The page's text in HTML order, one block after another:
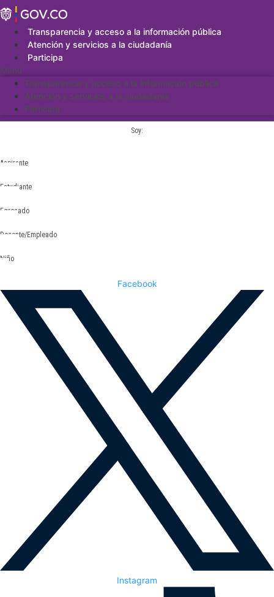
Saltar
al
contenidoTransparencia y acceso a la información pública
Atención y servicios a la ciudadanía
Participa
Menu
Transparencia y acceso a la información pública
Atención y servicios a la ciudadanía
Participa
Soy:
Aspirante
Estudiante
Egresado
Docente/Empleado
Niño
Facebook
Instagram